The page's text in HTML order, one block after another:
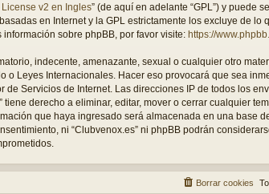
v2 en Ingles” (de aquí en adelante “GPL”) y puede
en Internet y la GPL estrictamente los excluye de lo
sobre phpBB, por favor visite: https://
indecente, amenazante, sexual o cualquier otro
o Leyes Internacionales. Hacer eso provocará que sea
Servicios de Internet. Las direcciones IP de todos los
derecho a eliminar, editar, mover o cerrar cualquier
que haya ingresado será almacenada en una base
ni “Clubvenox.es” ni phpBB podrán
Borrar cookies